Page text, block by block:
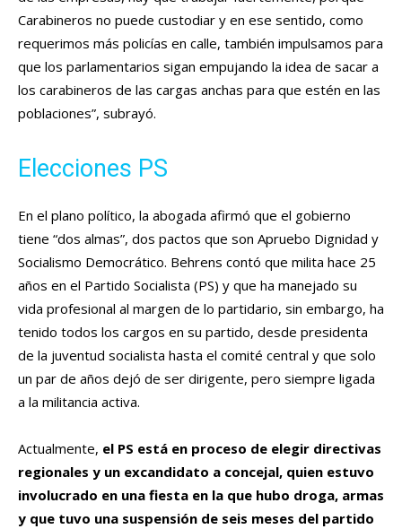
Carabineros no puede custodiar y en ese sentido, como
requerimos más policías en calle, también impulsamos para
que los parlamentarios sigan empujando la idea de sacar a
los carabineros de las cargas anchas para que estén en las
poblaciones”, subrayó.
Elecciones PS
En el plano político, la abogada afirmó que el gobierno
tiene “dos almas”, dos pactos que son Apruebo Dignidad y
Socialismo Democrático. Behrens contó que milita hace 25
años en el Partido Socialista (PS) y que ha manejado su
vida profesional al margen de lo partidario, sin embargo, ha
tenido todos los cargos en su partido, desde presidenta
de la juventud socialista hasta el comité central y que solo
un par de años dejó de ser dirigente, pero siempre ligada
a la militancia activa.
Actualmente, el PS está en proceso de elegir directivas
regionales y un excandidato a concejal, quien estuvo
involucrado en una fiesta en la que hubo droga, armas
y que tuvo una suspensión de seis meses del partido